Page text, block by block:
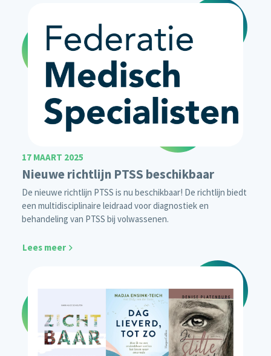
17 MAART 2025
Nieuwe richtlijn PTSS beschikbaar
De nieuwe richtlijn PTSS is nu beschikbaar! De richtlijn biedt
een multidisciplinaire leidraad voor diagnostiek en
behandeling van PTSS bij volwassenen.
Lees meer